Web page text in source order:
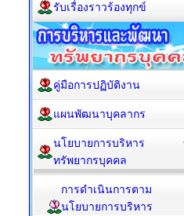
รับเรื่องราวร้องทุกข์
คู่มือการปฏิบัติงาน
แผนพัฒนาบุคลากร
นโยบายการบริหาร
ทรัพยากรบุคคล
การดำเนินการตาม
นโยบายการบริหาร